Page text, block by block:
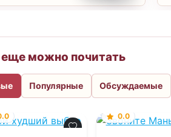
можно почитать
Популярные Обсуждаемые
0.0